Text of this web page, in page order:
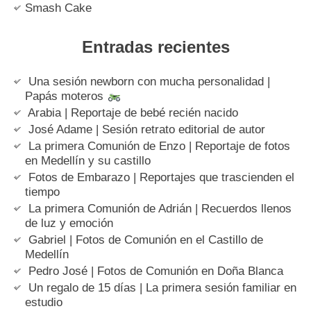
Smash Cake
Entradas recientes
Una sesión newborn con mucha personalidad |
Papás moteros
Arabia | Reportaje de bebé recién nacido
José Adame | Sesión retrato editorial de autor
La primera Comunión de Enzo | Reportaje de fotos
en Medellín y su castillo
Fotos de Embarazo | Reportajes que trascienden el
tiempo
La primera Comunión de Adrián | Recuerdos llenos
de luz y emoción
Gabriel | Fotos de Comunión en el Castillo de
Medellín
Pedro José | Fotos de Comunión en Doña Blanca
Un regalo de 15 días | La primera sesión familiar en
estudio